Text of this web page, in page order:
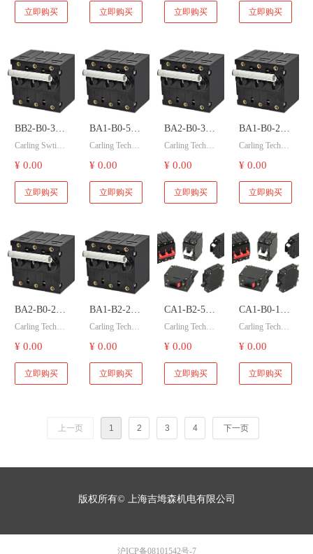
Swtich 嘉灵
开关 液压磁
1-C 液压磁断
路器开关。
立即购买
Swtich 嘉灵
开关 液压磁
1-C 液压磁断
路器开关。
立即购买
Swtich 嘉灵
开关 液压磁
1-C 液压磁断
路器开关。
立即购买
Swtich 嘉灵
开关 液压磁
D1-C 液压磁
断路器开关。
立即购买
BB2-B0-34-
615-131-D
Carling
Swtich 嘉灵
开关 液压磁
Carling Swtich
嘉灵开关 BB2
1-D 液压磁断
路器开关。
¥ 0.00
立即购买
BA1-B0-52-
620-B12-D
Carling
Technologies
嘉灵开关 液
开关
Carling Technol
ogies 嘉灵开关
0-B12-D 液压
磁断路器开
¥ 0.00
立即购买
BA2-B0-34-
625-212-D
Carling
Technologies
嘉灵开关 液
开关
Carling Technol
ogies 嘉灵开关
0-B12-D 液压
磁断路器开
¥ 0.00
立即购买
BA1-B0-24-
620-111-D
Carling
Technologies
嘉灵开关 液
开关
Carling Technol
ogies 嘉灵开关
0-B12-D 液压
磁断路器开
¥ 0.00
立即购买
BA2-B0-24-
615-122-D
Carling
Technologies
嘉灵开关 液
Carling Technol
0-B12-D 液压
磁断路器开
¥ 0.00
立即购买
BA1-B2-24-
425-121-D
Carling
Technologies
嘉灵开关 液
Carling Technol
5-121-D 液压
磁断路器开
¥ 0.00
立即购买
CA1-B2-54-
610-622-E
Carling
Technologies
嘉灵开关 液
开关
Carling Technol
0-622-E 液压
磁断路器开
¥ 0.00
立即购买
CA1-B0-14-
620-3B1-MG
Carling
Technologies
嘉灵开关 液
开关
Carling Technol
0-3B1-MG 液
压磁断路器开
¥ 0.00
立即购买
上一页 1 2 3 4 下一页
版权所有© 上海吉坶森机电有限公司
沪ICP备08101542号-7